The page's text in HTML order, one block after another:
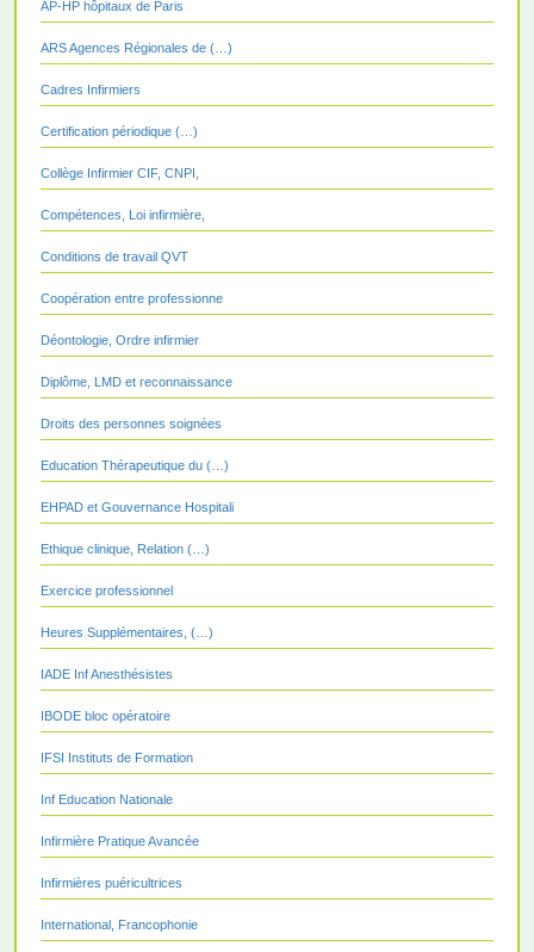
AP-HP hôpitaux de Paris
ARS Agences Régionales de (…)
Cadres Infirmiers
Certification périodique (…)
Collège Infirmier CIF, CNPI,
Compétences, Loi infirmière,
Conditions de travail QVT
Coopération entre professionne
Déontologie, Ordre infirmier
Diplôme, LMD et reconnaissance
Droits des personnes soignées
Education Thérapeutique du (…)
EHPAD et Gouvernance Hospitali
Ethique clinique, Relation (…)
Exercice professionnel
Heures Supplémentaires, (…)
IADE Inf Anesthésistes
IBODE bloc opératoire
IFSI Instituts de Formation
Inf Education Nationale
Infirmière Pratique Avancée
Infirmières puéricultrices
International, Francophonie